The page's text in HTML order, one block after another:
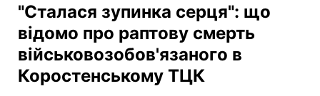
"Сталася зупинка серця": що
відомо про раптову смерть
військовозобов'язаного в
Коростенському ТЦК